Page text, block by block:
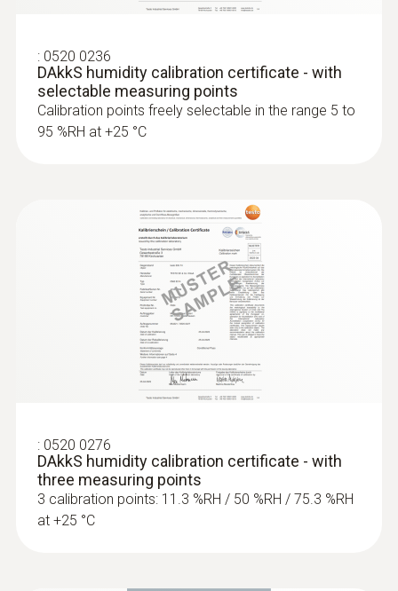
: 0520 0236
DAkkS humidity calibration certificate - with
selectable measuring points
Calibration points freely selectable in the range 5 to
95 %RH at +25 °C
: 0520 0276
DAkkS humidity calibration certificate - with
three measuring points
3 calibration points: 11.3 %RH / 50 %RH / 75.3 %RH
at +25 °C